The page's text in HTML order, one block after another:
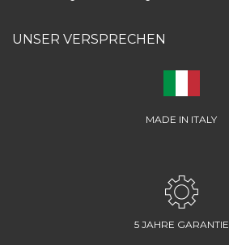
UNSER VERSPRECHEN
MADE IN ITALY
5 JAHRE GARANTIE